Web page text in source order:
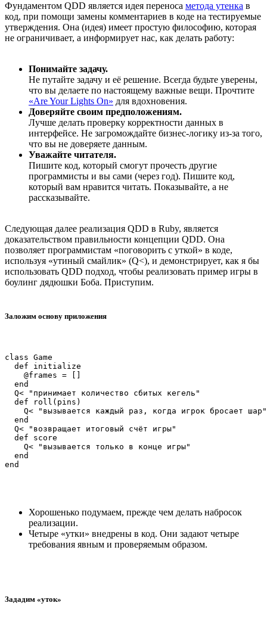
Фундаментом QDD является идея переноса метода утенка в
код, при помощи замены комментариев в коде на тестируемые
утверждения. Она (идея) имеет простую философию, которая
не ограничивает, а информирует нас, как делать работу:
Понимайте задачу.
Не путайте задачу и её решение. Всегда будьте уверены,
что вы делаете по настоящему важные вещи. Прочтите
«Are Your Lights On» для вдохновения.
Доверяйте своим предположениям.
Лучше делать проверку корректности данных в
интерфейсе. Не загромождайте бизнес-логику из-за того,
что вы не доверяете данным.
Уважайте читателя.
Пишите код, который смогут прочесть другие
программисты и вы сами (через год). Пишите код,
который вам нравится читать. Показывайте, а не
рассказывайте.
Следующая далее реализация QDD в Ruby, является
доказательством правильности концепции QDD. Она
позволяет программистам «поговорить с уткой» в коде,
используя «утиный смайлик» (Q<), и демонстрирует, как я бы
использовать QDD подход, чтобы реализовать пример игры в
боулинг дядюшки Боба. Приступим.
Заложим основу приложения
class Game
  def initialize
    @frames = []
  end
  Q< "принимает количество сбитых кегель"
  def roll(pins)
    Q< "вызывается каждый раз, когда игрок бросает шар"
  end
  Q< "возвращает итоговый счёт игры"
  def score
    Q< "вызывается только в конце игры"
  end
Хорошенько подумаем, прежде чем делать набросок
реализации.
Четыре «утки» внедрены в код. Они задают четыре
требования явным и проверяемым образом.
Зададим «уток»